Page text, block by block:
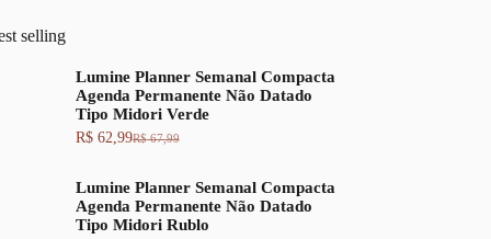
selling
Lumine Planner Semanal Compacta
Agenda Permanente Não Datado
Tipo Midori Verde
R$67,99
O
e
ç
o
R$62,99O
e
ç
o
Lumine Planner Semanal Compacta
Agenda Permanente Não Datado
Tipo Midori Rublo